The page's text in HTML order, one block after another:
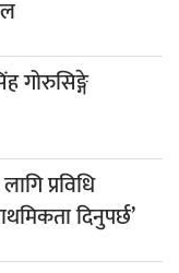
गोरुसिङ्गे
प्रविधि
दिनुपर्छ’